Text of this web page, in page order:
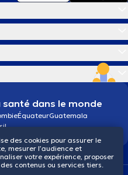
dans le monde
ÉquateurGuatemala
des cookies pour assurer le
mesurer l’audience et
votre expérience, proposer
contenus ou services tiers.